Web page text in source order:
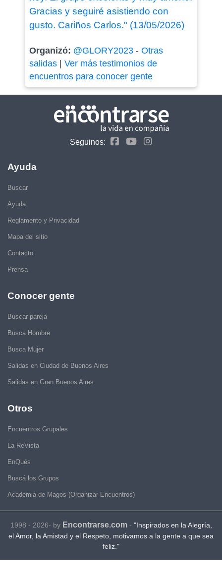
Gracias y seguiré asistiendo con
gusto. Cariños Carlos." (13/05/2026)
Organizó: @GLORY2023- Otras
salidas| Ver más testimonios de
encuentros para conocer gente
Seguinos:
Ayuda
Buscar
Ayuda
Reglamento y Privacidad
Mapa del sitio
Contacto
Prensa
Conocer gente
Buscar pareja
Busca Hombre
Busca Mujer
Salidas en Ciudad de Buenos Aires
Salidas en Gran Buenos Aires
Otros
Encuentros Grupales
La ReVista
EnQués
Buscá los Grupos
Academia de Magos (Organizar Encuentros)
1998 - 2026- by Encontrarse.com- "Inspirados en la Alegría,
el Amor, la Amistad y el Respeto, motivamos a la gente a que sea
feliz."